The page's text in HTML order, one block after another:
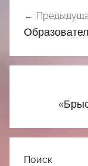
по
Поиск